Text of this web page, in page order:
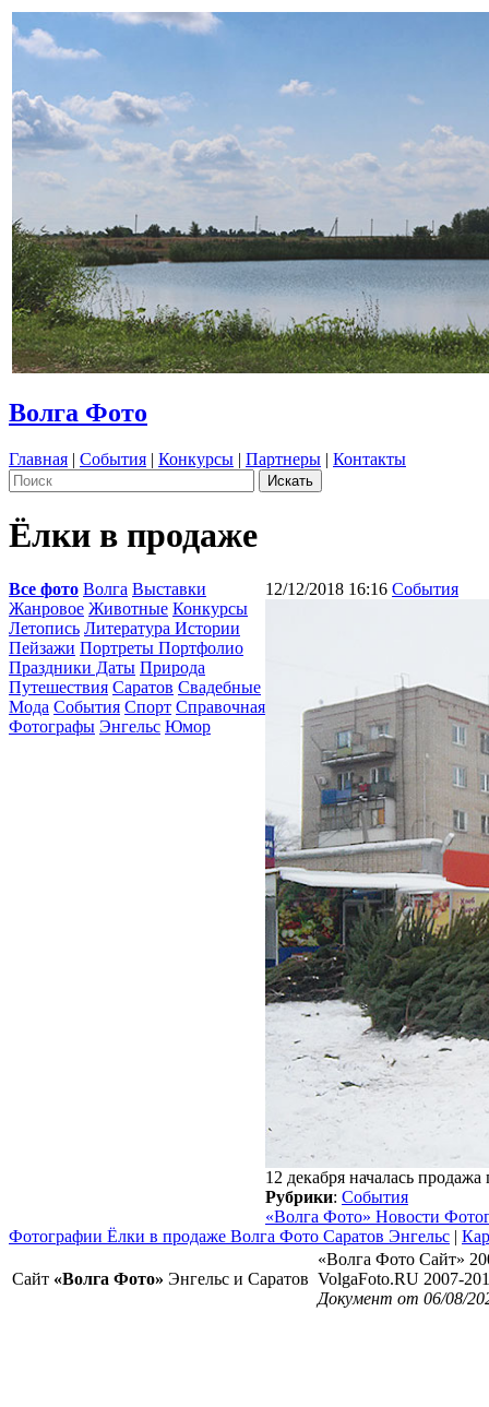
Волга Фото
Главная | События | Конкурсы | Партнеры | Контакты
Ёлки в продаже
Все фото Волга Выставки
Жанровое Животные Конкурсы
Летопись Литература Истории
Пейзажи Портреты Портфолио
Праздники Даты Природа
Путешествия Саратов Свадебные
Мода События Спорт Справочная
Фотографы Энгельс Юмор
12/12/2018 16:16 События
12 декабря началась
Рубрики: События
«Волга Фото» Новости
Фотографии Ёлки в продаже Волга Фото Саратов Энгельс |
Сайт «Волга Фото» Энгельс и Саратов
«Волга Фото Сайт»
VolgaFoto.RU 2007-
Документ от 06/08/